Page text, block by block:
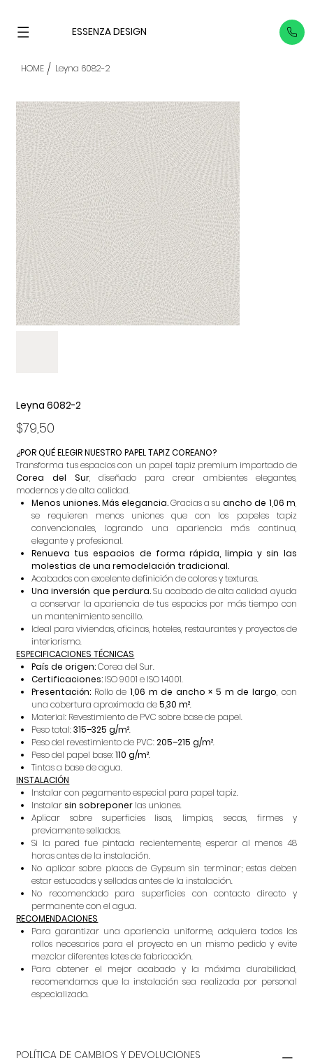
ESSENZA DESIGN
HOME / Leyna 6082-2
Leyna 6082-2
Precio
$79,50
¿POR QUÉ ELEGIR NUESTRO PAPEL TAPIZ COREANO?
Transforma tus espacios con un papel tapiz premium importado de
Corea del Sur, diseñado para crear ambientes elegantes,
modernos y de alta calidad.
Menos uniones. Más elegancia.Gracias a suancho de 1,06 m,
se requieren menos uniones que con los papeles tapiz
convencionales, logrando una apariencia más continua,
elegante y profesional.
Renueva tus espacios de forma rápida, limpia y sin las
molestias de una remodelación tradicional.
Acabados con excelente definición de colores y texturas.
Una inversión que perdura.Su acabado de alta calidad ayuda
a conservar la apariencia de tus espacios por más tiempo con
un mantenimiento sencillo.
Ideal para viviendas, oficinas, hoteles, restaurantes y proyectos de
interiorismo.
ESPECIFICACIONES TÉCNICAS
País de origen:Corea del Sur.
Certificaciones: ISO 9001 e ISO 14001.
Presentación: Rollo de 1,06 m de ancho × 5 m de largo, con
una cobertura aproximada de5,30 m².
Material: Revestimiento de PVC sobre base de papel.
Peso total:315–325 g/m².
Peso del revestimiento de PVC:205–215 g/m².
Peso del papel base:110 g/m².
Tintas a base de agua.
INSTALACIÓN
Instalar con pegamento especial para papel tapiz.
Instalar sin sobreponer las uniones.
Aplicar sobre superficies lisas, limpias, secas, firmes y
previamente selladas.
Si la pared fue pintada recientemente, esperar al menos 48
horas antes de la instalación.
No aplicar sobre placas de Gypsum sin terminar; estas deben
estar estucadas y selladas antes de la instalación.
No recomendado para superficies con contacto directo y
permanente con el agua.
RECOMENDACIONES
Para garantizar una apariencia uniforme, adquiera todos los
rollos necesarios para el proyecto en un mismo pedido y evite
mezclar diferentes lotes de fabricación.
Para obtener el mejor acabado y la máxima durabilidad,
recomendamos que la instalación sea realizada por personal
especializado.
POLÍTICA DE CAMBIOS Y DEVOLUCIONES